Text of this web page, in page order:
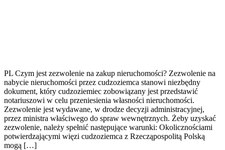
PL Czym jest zezwolenie na zakup nieruchomości? Zezwolenie na
nabycie nieruchomości przez cudzoziemca stanowi niezbędny
dokument, który cudzoziemiec zobowiązany jest przedstawić
notariuszowi w celu przeniesienia własności nieruchomości.
Zezwolenie jest wydawane, w drodze decyzji administracyjnej,
przez ministra właściwego do spraw wewnętrznych. Żeby uzyskać
zezwolenie, należy spełnić następujące warunki: Okolicznościami
potwierdzającymi więzi cudzoziemca z Rzecząpospolitą Polską
mogą […]